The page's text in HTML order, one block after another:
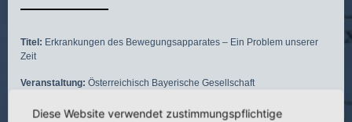
Titel: Erkrankungen des Bewegungsapparates – Ein Problem unserer
Zeit
Veranstaltung: Österreichisch Bayerische Gesellschaft
Autor:J. Hellinger
Diese Website verwendet zustimmungspflichtige